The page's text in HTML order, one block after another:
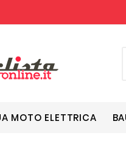
MOTO ELETTRICA